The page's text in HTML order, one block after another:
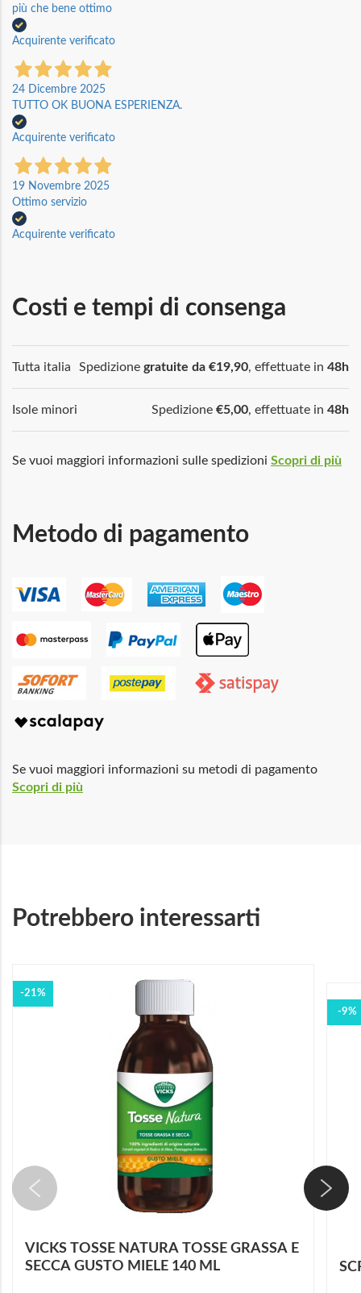
più che bene ottimo
Acquirente verificato
24 Dicembre 2025
TUTTO OK BUONA ESPERIENZA.
Acquirente verificato
19 Novembre 2025
Ottimo servizio
Acquirente verificato
Costi e tempi di consenga
Tutta italia Spedizione gratuite da €19,90, effettuate in 48h
Isole minori Spedizione €5,00, effettuate in 48h
Se vuoi maggiori informazioni sulle spedizioni Scopri di più
Metodo di pagamento
Se vuoi maggiori informazioni su metodi di pagamento
Scopri di più
Potrebbero interessarti
-21%
VICKS TOSSE NATURA TOSSE GRASSA E
SECCA GUSTO MIELE 140 ML
-9%